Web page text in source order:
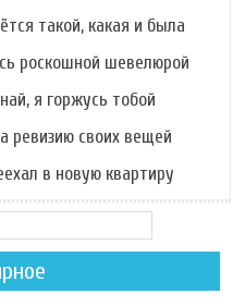
такой, какая и была
роскошной шевелюрой
я горжусь тобой
ревизию своих вещей
в новую квартиру